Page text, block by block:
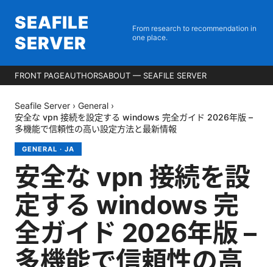
SEAFILE
SERVER
From research to recommendation in
one place.
FRONT PAGEAUTHORSABOUT — SEAFILE SERVER
Seafile Server › General ›
安全な vpn 接続を設定する windows 完全ガイド 2026年版 –
多機能で信頼性の高い設定方法と最新情報
GENERAL · JA
安全な vpn 接続を設
定する windows 完
全ガイド 2026年版 –
多機能で信頼性の高